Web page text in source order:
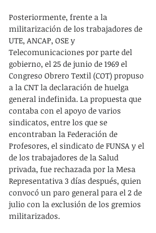
Posteriormente, frente a la
militarización de los trabajadores de
UTE, ANCAP, OSE y
Telecomunicaciones por parte del
gobierno, el 25 de junio de 1969 el
Congreso Obrero Textil (COT) propuso
a la CNT la declaración de huelga
general indefinida. La propuesta que
contaba con el apoyo de varios
sindicatos, entre los que se
encontraban la Federación de
Profesores, el sindicato de FUNSA y el
de los trabajadores de la Salud
privada, fue rechazada por la Mesa
Representativa 3 días después, quien
convocó un paro general para el 2 de
julio con la exclusión de los gremios
militarizados.